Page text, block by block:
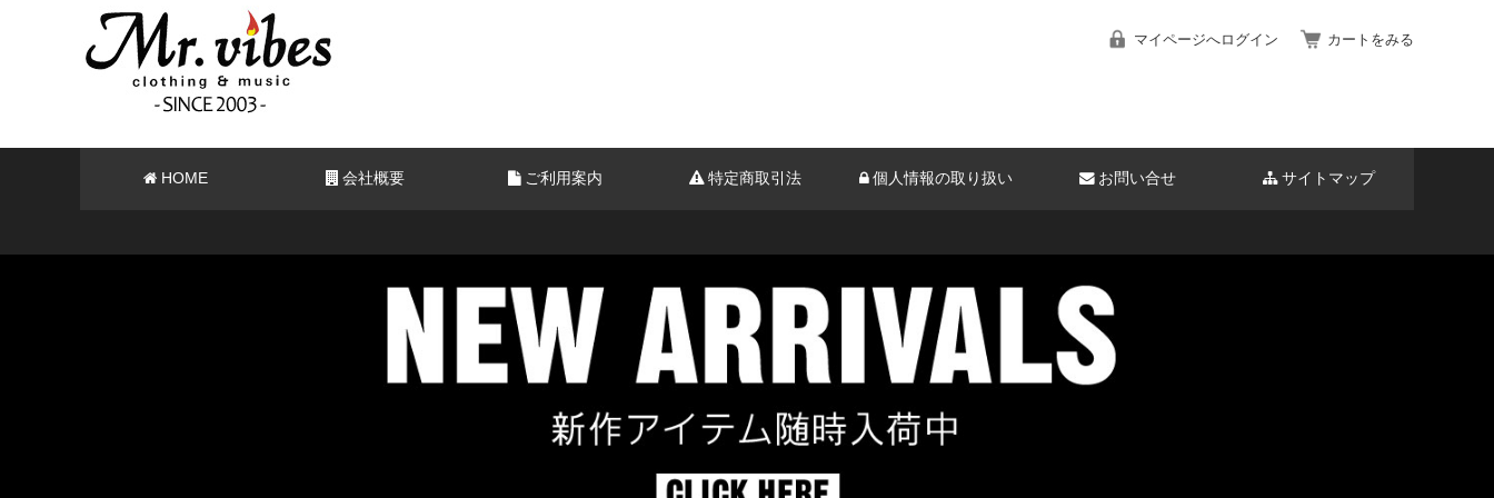
マイページへログイン カートをみる
HOME 会社概要 ご利用案内 特定商取引法 個人情報の取り扱い お問い合せ サイトマップ